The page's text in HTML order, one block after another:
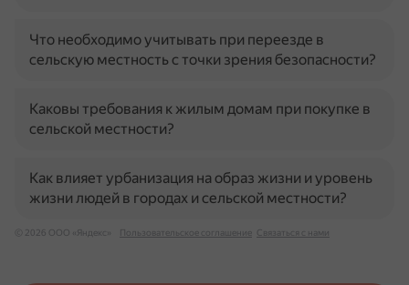
Что необходимо учитывать при переезде в
сельскую местность с точки зрения безопасности?
Каковы требования к жилым домам при покупке в
сельской местности?
Как влияет урбанизация на образ жизни и уровень
жизни людей в городах и сельской местности?
© 2026 ООО «Яндекс» Пользовательское соглашение Связаться с нами